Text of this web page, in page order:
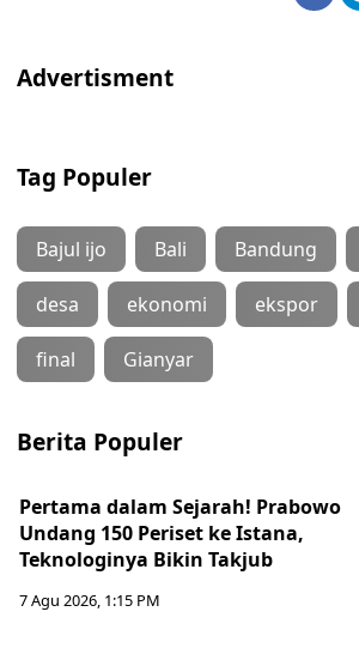
Tag Populer
Bajul ijo Bali Bandung
desa ekonomi ekspor
final Gianyar
Berita Populer
Pertama dalam Sejarah! Prabowo
Undang 150 Periset ke Istana,
Teknologinya Bikin Takjub
7 Agu 2026, 1:15 PM